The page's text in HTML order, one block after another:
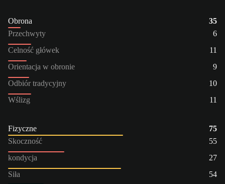
Obrona
35
Przechwyty
6
Celność główek
11
Orientacja w obronie
9
Odbiór tradycyjny
10
Wślizg
11
Fizyczne
75
Skoczność
55
kondycja
27
Siła
54